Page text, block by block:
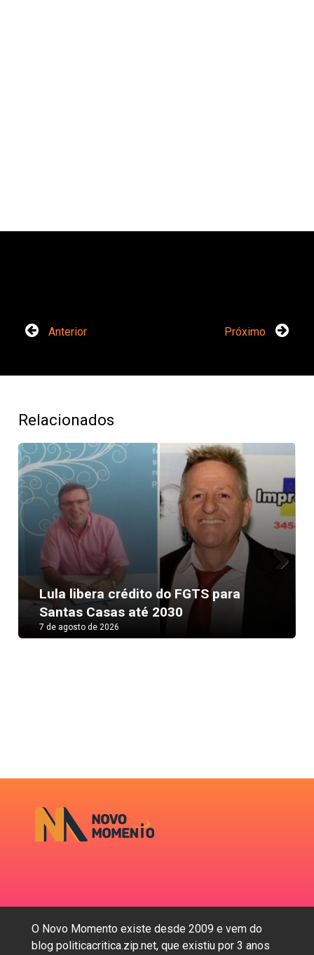
Anterior Próximo
Relacionados
Lula libera crédito do FGTS para
Santas Casas até 2030
7 de agosto de 2026
O Novo Momento existe desde 2009 e vem do
blog politicacritica.zip.net, que existiu por 3 anos